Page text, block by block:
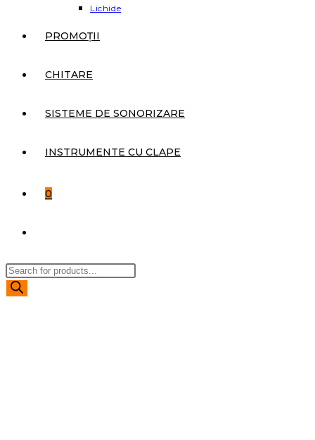
Lichide
PROMOȚII
CHITARE
SISTEME DE SONORIZARE
INSTRUMENTE CU CLAPE
0
WEBSITE
Products
search